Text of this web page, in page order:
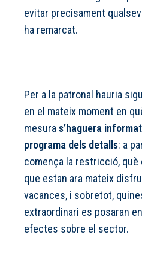
evitar precisament
ha remarcat.
Per a la patronal hauria
en el mateix moment en
mesura s’haguera
programa dels detalls: a
comença la restricció,
que estan ara mateix
vacances, i sobretot,
extraordinari es posaran
efectes sobre el sector.